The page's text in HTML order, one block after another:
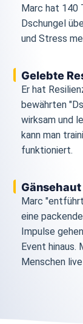
Marc hat 140
Dschungel
und Stress
Gelebte
Er hat
bewährten
wirksam und
kann man
funktioniert.
Marc
eine
Impulse
Event
Menschen